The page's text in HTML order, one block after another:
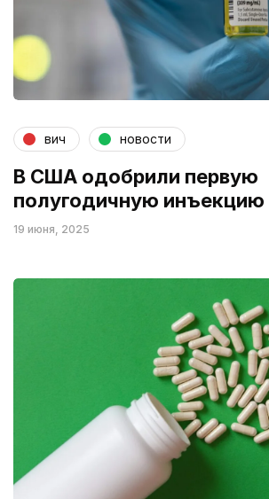
вич новости
В США одобрили первую
полугодичную инъекцию
19 июня, 2025